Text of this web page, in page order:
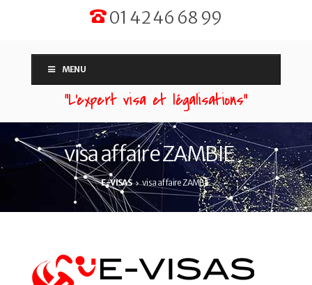
01 42 46 68 99
MENU
“L'expert visa et légalisations”
visa affaire ZAMBIE
E-VISAS visa affaire ZAMBIE